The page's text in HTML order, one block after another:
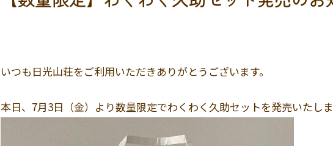
いつも日光山荘をご利用いただきありがとうございます。
本日、7月3日（金）より数量限定でわくわく久助セットを発売いたし